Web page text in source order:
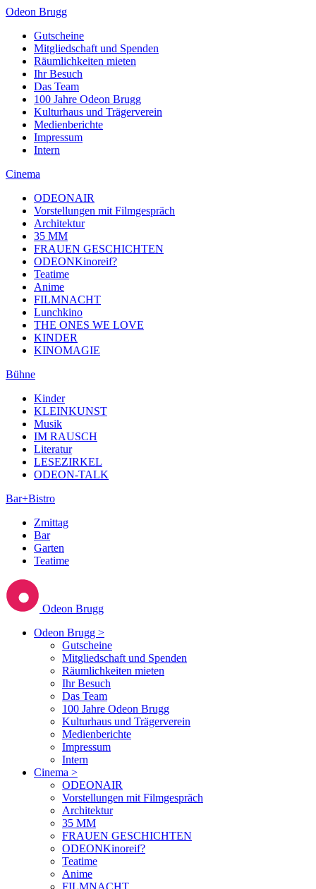
Odeon Brugg
Gutscheine
Mitgliedschaft und Spenden
Räumlichkeiten mieten
Ihr Besuch
Das Team
100 Jahre Odeon Brugg
Kulturhaus und Trägerverein
Medienberichte
Impressum
Intern
Cinema
ODEONAIR
Vorstellungen mit Filmgespräch
Architektur
35 MM
FRAUEN GESCHICHTEN
ODEONKinoreif?
Teatime
Anime
FILMNACHT
Lunchkino
THE ONES WE LOVE
KINDER
KINOMAGIE
Bühne
Kinder
KLEINKUNST
Musik
IM RAUSCH
Literatur
LESEZIRKEL
ODEON-TALK
Bar+Bistro
Zmittag
Bar
Garten
Teatime
Odeon Brugg
Odeon Brugg >
Gutscheine
Mitgliedschaft und Spenden
Räumlichkeiten mieten
Ihr Besuch
Das Team
100 Jahre Odeon Brugg
Kulturhaus und Trägerverein
Medienberichte
Impressum
Intern
Cinema >
ODEONAIR
Vorstellungen mit Filmgespräch
Architektur
35 MM
FRAUEN GESCHICHTEN
ODEONKinoreif?
Teatime
Anime
FILMNACHT